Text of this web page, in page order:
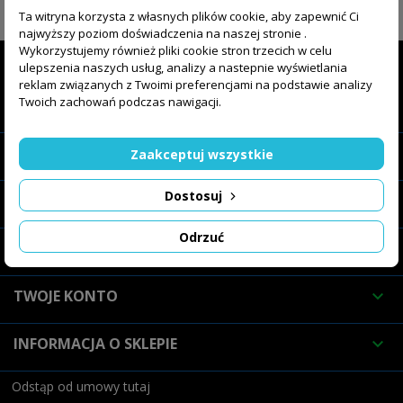
ŚLEDŹ NAS
SKLEP INTERNETOWY
OFERTA 
INFORMACJE 
TWOJE KONTO 
INFORMACJA O SKLEPIE 
Ta witryna korzysta z własnych plików cookie, aby zapewnić Ci
najwyższy poziom doświadczenia na naszej stronie .
Wykorzystujemy również pliki cookie stron trzecich w celu
ulepszenia naszych usług, analizy a nastepnie wyświetlania
reklam związanych z Twoimi preferencjami na podstawie analizy
Twoich zachowań podczas nawigacji.
Odrzuć
Dostosuj
Zaakceptuj wszystkie
Odstąp od umowy tutaj